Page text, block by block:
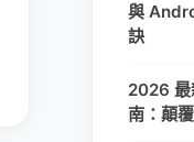
與
訣
2026
南：顛